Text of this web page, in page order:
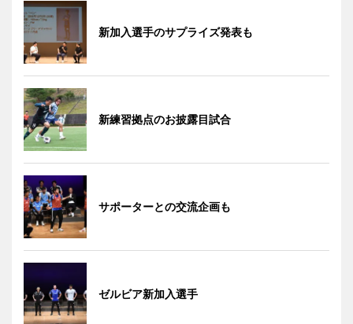
新加入選手のサプライズ発表も
新練習拠点のお披露目試合
サポーターとの交流企画も
ゼルビア新加入選手